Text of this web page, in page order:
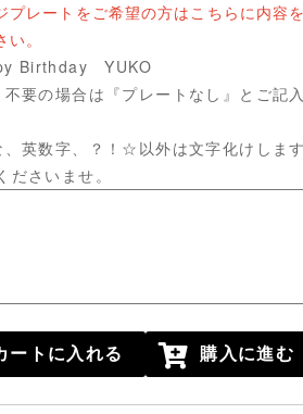
プレートをご希望の方はこちらに内容
。
Birthday YUKO
要の場合は『プレートなし』とご記
、英数字、？！☆以外は文字化けしま
ださいませ。
ートに入れる 購入に進む